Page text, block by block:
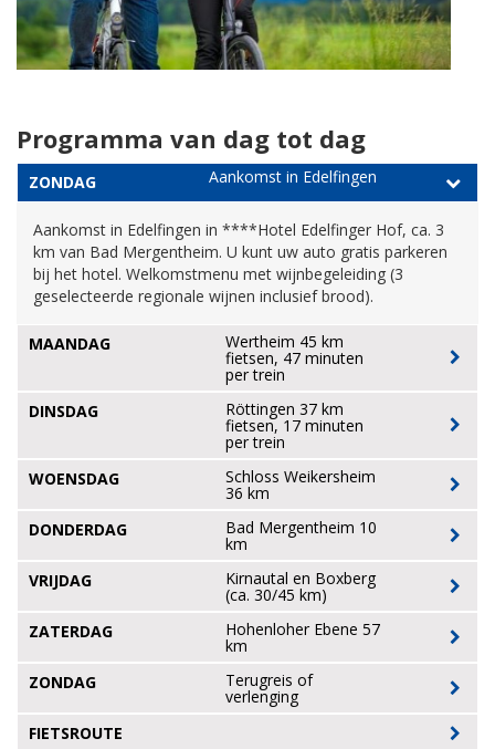
Programma van dag tot dag
ZONDAG Aankomst in Edelfingen
Aankomst in Edelfingen in ****Hotel Edelfinger Hof, ca. 3
km van Bad Mergentheim. U kunt uw auto gratis parkeren
bij het hotel. Welkomstmenu met wijnbegeleiding (3
geselecteerde regionale wijnen inclusief brood).
MAANDAG Wertheim 45 km
fietsen, 47 minuten
per trein
DINSDAG
Röttingen 37 km
fietsen, 17 minuten
per trein
WOENSDAG
Schloss Weikersheim
36 km
DONDERDAG
Bad Mergentheim 10
km
VRIJDAG
Kirnautal en Boxberg
(ca. 30/45 km)
ZATERDAG
Hohenloher Ebene 57
km
ZONDAG
Terugreis of
verlenging
FIETSROUTE